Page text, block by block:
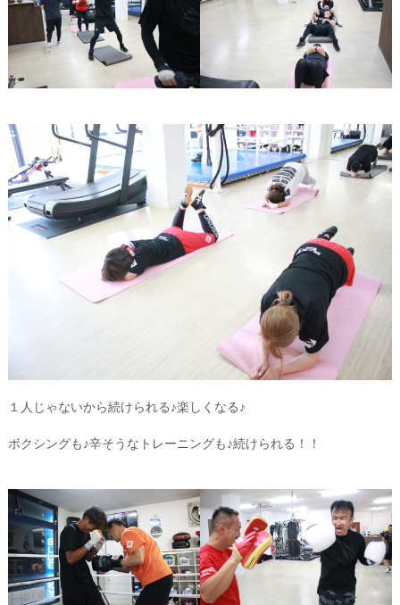
１人じゃないから続けられる♪楽しくなる♪
ボクシングも♪辛そうなトレーニングも♪続けられる！！